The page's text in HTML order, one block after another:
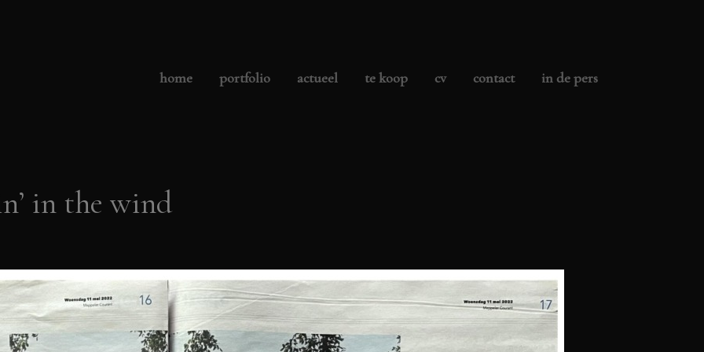
home portfolio actueel te koop cv contact in de pers
in the wind